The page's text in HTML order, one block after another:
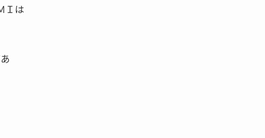
Ｉは